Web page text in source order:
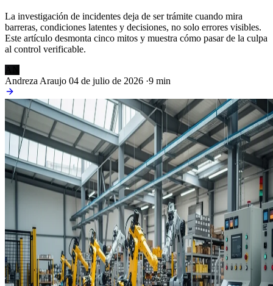
La investigación de incidentes deja de ser trámite cuando mira
barreras, condiciones latentes y decisiones, no solo errores visibles.
Este artículo desmonta cinco mitos y muestra cómo pasar de la culpa
al control verificable.
Andreza Araujo 04 de julio de 2026 ·9 min